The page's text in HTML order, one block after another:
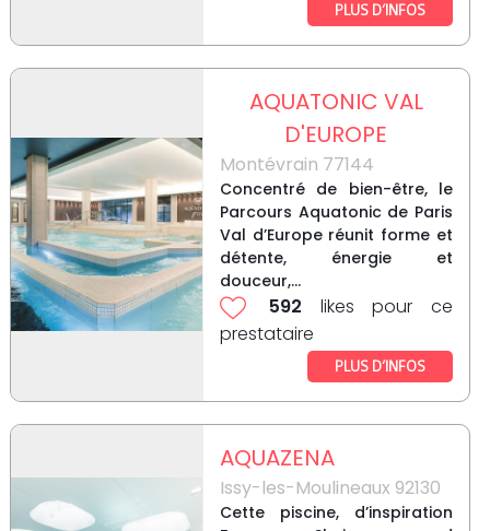
PLUS D’INFOS
AQUATONIC VAL
D'EUROPE
Montévrain 77144
Concentré de bien-être, le
Parcours Aquatonic de Paris
Val d’Europe réunit forme et
détente, énergie et
douceur,...
592 likes pour ce
prestataire
PLUS D’INFOS
AQUAZENA
Issy-les-Moulineaux 92130
Cette piscine, d’inspiration